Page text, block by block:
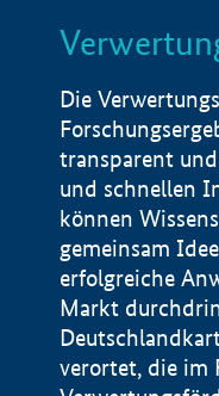
Die
transparent
und schnellen
können
gemeinsam
erfolgreiche
Markt
verortet, die im